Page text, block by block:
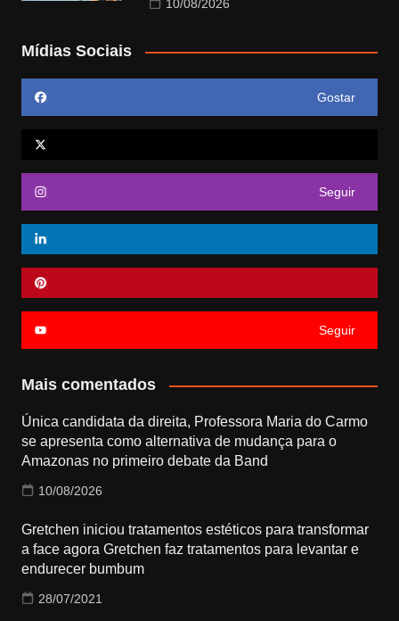
10/08/2026
Mídias Sociais
Gostar
Seguir
Seguir
Mais comentados
Única candidata da direita, Professora Maria do Carmo
se apresenta como alternativa de mudança para o
Amazonas no primeiro debate da Band
10/08/2026
Gretchen iniciou tratamentos estéticos para transformar
a face agora Gretchen faz tratamentos para levantar e
endurecer bumbum
28/07/2021